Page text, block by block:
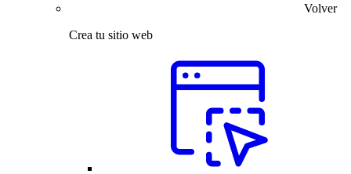
Volver
Crea tu sitio web